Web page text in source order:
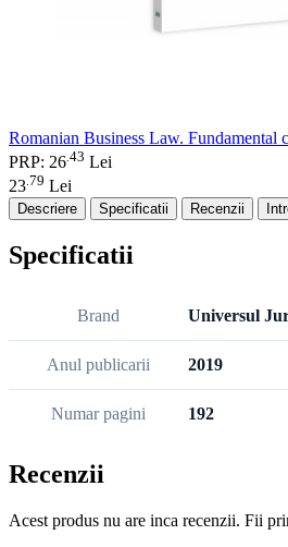
Romanian Business Law. Fundamental
PRP: 26 43 Lei
23 79 Lei
Descriere Specificatii Recenzii
Specificatii
Brand Universul
Anul publicarii 2019
Numar pagini 192
Recenzii
Acest produs nu are inca recenzii. Fii